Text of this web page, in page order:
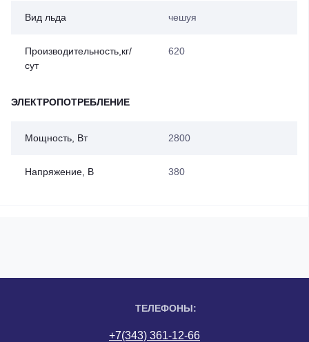
Вид льда чешуя
Производительность,кг/
сут
620
ЭЛЕКТРОПОТРЕБЛЕНИЕ
Мощность, Вт 2800
Напряжение, В 380
ТЕЛЕФОНЫ:
+7(343) 361-12-66